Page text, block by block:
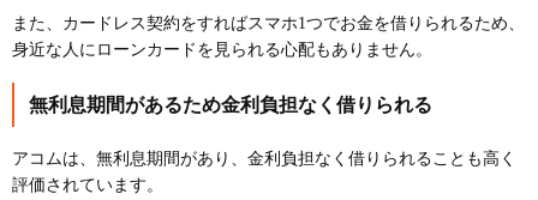
また、カードレス契約をすればスマホ1つでお金を借りられるため、
身近な人にローンカードを見られる心配もありません。
無利息期間があるため金利負担なく借りられる
アコムは、無利息期間があり、金利負担なく借りられることも高く
評価されています。